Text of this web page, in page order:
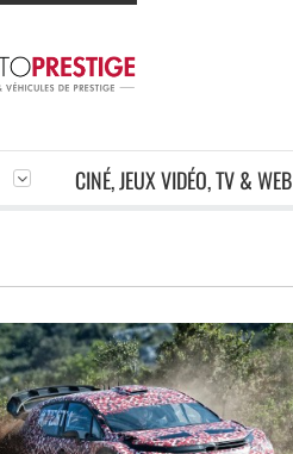
CINÉ, JEUX VIDÉO, TV & WEB